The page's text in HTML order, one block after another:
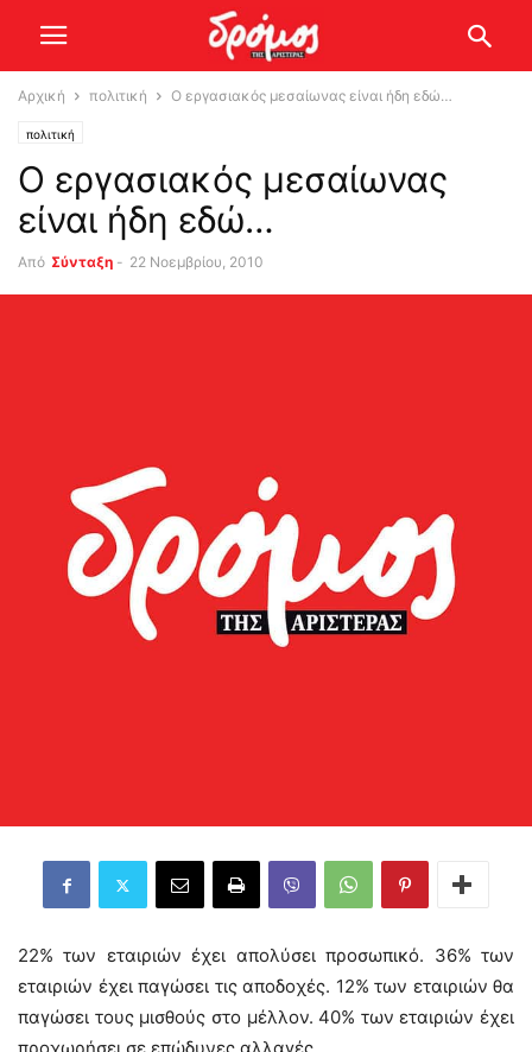
Αρχική πολιτική Ο εργασιακός μεσαίωνας είναι ήδη εδώ…
πολιτική
Ο εργασιακός μεσαίωνας
είναι ήδη εδώ…
Από Σύνταξη - 22 Νοεμβρίου, 2010
22% των εταιριών έχει απολύσει προσωπικό. 36% των
εταιριών έχει παγώσει τις αποδοχές. 12% των εταιριών θα
παγώσει τους μισθούς στο μέλλον. 40% των εταιριών έχει